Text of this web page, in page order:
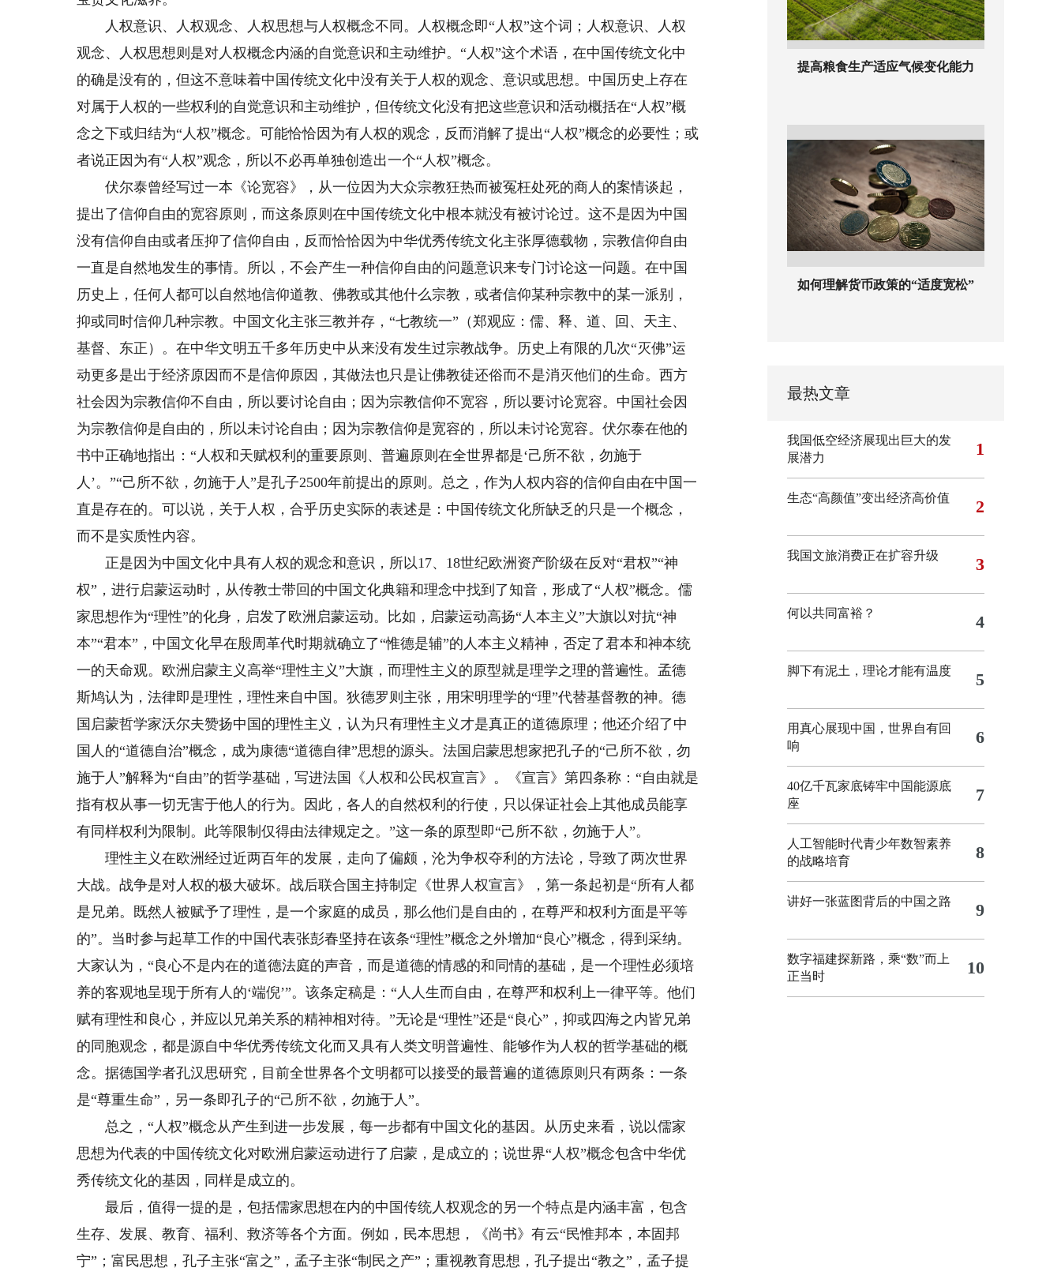
人权意识、人权观念、人权思想与人权概念不同。人权概念即“人权”这个词；人权意识、人权
观念、人权思想则是对人权概念内涵的自觉意识和主动维护。“人权”这个术语，在中国传统文化中
的确是没有的，但这不意味着中国传统文化中没有关于人权的观念、意识或思想。中国历史上存在
对属于人权的一些权利的自觉意识和主动维护，但传统文化没有把这些意识和活动概括在“人权”概
念之下或归结为“人权”概念。可能恰恰因为有人权的观念，反而消解了提出“人权”概念的必要性；或
者说正因为有“人权”观念，所以不必再单独创造出一个“人权”概念。
伏尔泰曾经写过一本《论宽容》，从一位因为大众宗教狂热而被冤枉处死的商人的案情谈起，
提出了信仰自由的宽容原则，而这条原则在中国传统文化中根本就没有被讨论过。这不是因为中国
没有信仰自由或者压抑了信仰自由，反而恰恰因为中华优秀传统文化主张厚德载物，宗教信仰自由
一直是自然地发生的事情。所以，不会产生一种信仰自由的问题意识来专门讨论这一问题。在中国
历史上，任何人都可以自然地信仰道教、佛教或其他什么宗教，或者信仰某种宗教中的某一派别，
抑或同时信仰几种宗教。中国文化主张三教并存，“七教统一”（郑观应：儒、释、道、回、天主、
基督、东正）。在中华文明五千多年历史中从来没有发生过宗教战争。历史上有限的几次“灭佛”运
动更多是出于经济原因而不是信仰原因，其做法也只是让佛教徒还俗而不是消灭他们的生命。西方
社会因为宗教信仰不自由，所以要讨论自由；因为宗教信仰不宽容，所以要讨论宽容。中国社会因
为宗教信仰是自由的，所以未讨论自由；因为宗教信仰是宽容的，所以未讨论宽容。伏尔泰在他的
书中正确地指出：“人权和天赋权利的重要原则、普遍原则在全世界都是‘己所不欲，勿施于
人’。”“己所不欲，勿施于人”是孔子2500年前提出的原则。总之，作为人权内容的信仰自由在中国一
直是存在的。可以说，关于人权，合乎历史实际的表述是：中国传统文化所缺乏的只是一个概念，
而不是实质性内容。
正是因为中国文化中具有人权的观念和意识，所以17、18世纪欧洲资产阶级在反对“君权”“神
权”，进行启蒙运动时，从传教士带回的中国文化典籍和理念中找到了知音，形成了“人权”概念。儒
家思想作为“理性”的化身，启发了欧洲启蒙运动。比如，启蒙运动高扬“人本主义”大旗以对抗“神
本”“君本”，中国文化早在殷周革代时期就确立了“惟德是辅”的人本主义精神，否定了君本和神本统
一的天命观。欧洲启蒙主义高举“理性主义”大旗，而理性主义的原型就是理学之理的普遍性。孟德
斯鸠认为，法律即是理性，理性来自中国。狄德罗则主张，用宋明理学的“理”代替基督教的神。德
国启蒙哲学家沃尔夫赞扬中国的理性主义，认为只有理性主义才是真正的道德原理；他还介绍了中
国人的“道德自治”概念，成为康德“道德自律”思想的源头。法国启蒙思想家把孔子的“己所不欲，勿
施于人”解释为“自由”的哲学基础，写进法国《人权和公民权宣言》。《宣言》第四条称：“自由就是
指有权从事一切无害于他人的行为。因此，各人的自然权利的行使，只以保证社会上其他成员能享
有同样权利为限制。此等限制仅得由法律规定之。”这一条的原型即“己所不欲，勿施于人”。
理性主义在欧洲经过近两百年的发展，走向了偏颇，沦为争权夺利的方法论，导致了两次世界
大战。战争是对人权的极大破坏。战后联合国主持制定《世界人权宣言》，第一条起初是“所有人都
是兄弟。既然人被赋予了理性，是一个家庭的成员，那么他们是自由的，在尊严和权利方面是平等
的”。当时参与起草工作的中国代表张彭春坚持在该条“理性”概念之外增加“良心”概念，得到采纳。
大家认为，“良心不是内在的道德法庭的声音，而是道德的情感的和同情的基础，是一个理性必须培
养的客观地呈现于所有人的‘端倪’”。该条定稿是：“人人生而自由，在尊严和权利上一律平等。他们
赋有理性和良心，并应以兄弟关系的精神相对待。”无论是“理性”还是“良心”，抑或四海之内皆兄弟
的同胞观念，都是源自中华优秀传统文化而又具有人类文明普遍性、能够作为人权的哲学基础的概
念。据德国学者孔汉思研究，目前全世界各个文明都可以接受的最普遍的道德原则只有两条：一条
是“尊重生命”，另一条即孔子的“己所不欲，勿施于人”。
总之，“人权”概念从产生到进一步发展，每一步都有中国文化的基因。从历史来看，说以儒家
思想为代表的中国传统文化对欧洲启蒙运动进行了启蒙，是成立的；说世界“人权”概念包含中华优
秀传统文化的基因，同样是成立的。
最后，值得一提的是，包括儒家思想在内的中国传统人权观念的另一个特点是内涵丰富，包含
生存、发展、教育、福利、救济等各个方面。例如，民本思想，《尚书》有云“民惟邦本，本固邦
宁”；富民思想，孔子主张“富之”，孟子主张“制民之产”；重视教育思想，孔子提出“教之”，孟子提
提高粮食生产适应气候变化能力
如何理解货币政策的“适度宽松”
最热文章
我国低空经济展现出巨大的发
展潜力
1
生态“高颜值”变出经济高价值 2
我国文旅消费正在扩容升级 3
何以共同富裕？ 4
脚下有泥土，理论才能有温度 5
用真心展现中国，世界自有回
响
6
40亿千瓦家底铸牢中国能源底
座
7
人工智能时代青少年数智素养
的战略培育
8
讲好一张蓝图背后的中国之路 9
数字福建探新路，乘“数”而上
正当时
10